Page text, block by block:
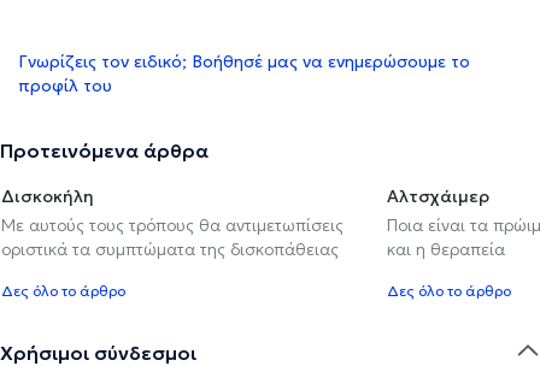
Γνωρίζεις τον ειδικό; Βοήθησέ μας να ενημερώσουμε το
προφίλ του
Προτεινόμενα άρθρα
Δισκοκήλη
Με αυτούς τους τρόπους θα αντιμετωπίσεις
οριστικά τα συμπτώματα της δισκοπάθειας
Δες όλο το άρθρο
Αλτσχάιμερ
Ποια είναι τα
και η θεραπεία
Δες όλο το άρθρο
Χρήσιμοι σύνδεσμοι